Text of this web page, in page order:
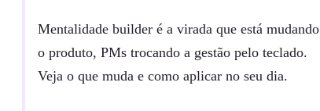
Mentalidade builder é a virada que está mudando
o produto, PMs trocando a gestão pelo teclado.
Veja o que muda e como aplicar no seu dia.